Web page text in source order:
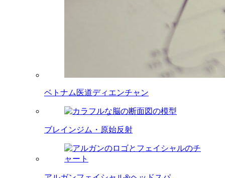
ベトナム医道ディエンチャン
ブレインジム・原始反射